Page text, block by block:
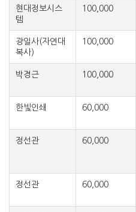
현대정보시스
템
100,000
광일사(자연대
복사)
100,000
박경근 100,000
한빛인쇄 60,000
정선관 60,000
정선관 60,000